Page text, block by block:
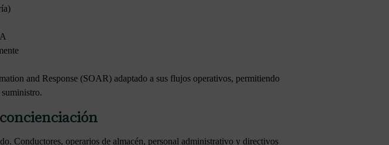
and Response (SOAR) adaptado a sus flujos operativos, permitiendo
suministro.
Conductores, operarios de almacén, personal administrativo y directivos